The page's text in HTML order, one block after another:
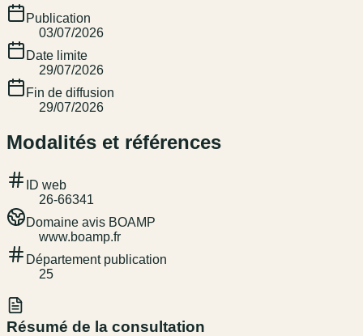
Publication
03/07/2026
Date limite
29/07/2026
Fin de diffusion
29/07/2026
Modalités et références
ID web
26-66341
Domaine avis BOAMP
www.boamp.fr
Département publication
25
Résumé de la consultation